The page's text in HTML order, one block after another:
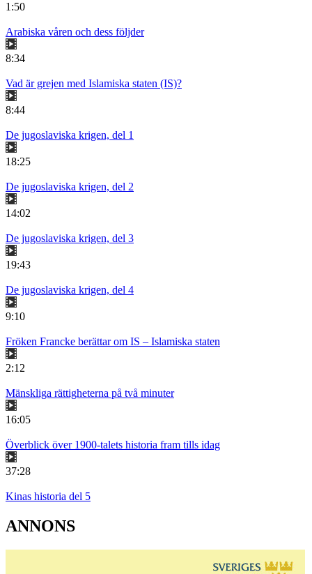
1:50
Arabiska våren och dess följder
8:34
Vad är grejen med Islamiska staten (IS)?
8:44
De jugoslaviska krigen, del 1
18:25
De jugoslaviska krigen, del 2
14:02
De jugoslaviska krigen, del 3
19:43
De jugoslaviska krigen, del 4
9:10
Fröken Francke berättar om IS – Islamiska staten
2:12
Mänskliga rättigheterna på två minuter
16:05
Överblick över 1900-talets historia fram tills idag
37:28
Kinas historia del 5
ANNONS